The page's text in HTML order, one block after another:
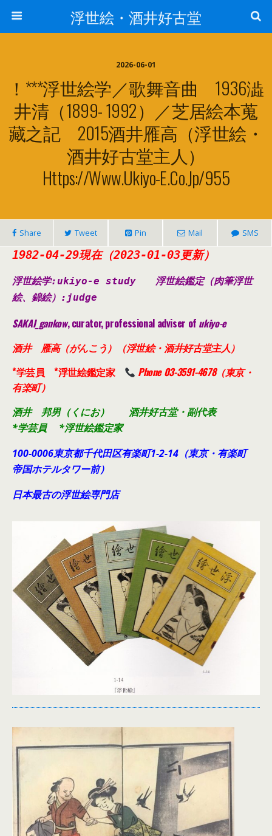
浮世絵・酒井好古堂
2026-06-01
！***浮世絵学／歌舞音曲 1936澁
井清（1899- 1992）／芝居絵本蒐
藏之記 2015酒井雁高（浮世絵・
酒井好古堂主人）
Https://www.ukiyo-E.co.jp/955
Share Tweet Pin Mail SMS
1982-04-29現在（2023-01-03更新）
浮世絵学:ukiyo-e study 浮世絵鑑定（肉筆浮世
絵、錦絵） :judge
SAKAI_gankow, curator, professional adviser of ukiyo-e
酒井 雁高（がんこう）（浮世絵・酒井好古堂主人）
*学芸員 *浮世絵鑑定家
Phone 03-3591-4678（東京・
有楽町）
酒井 邦男（くにお） 酒井好古堂・副代表
*学芸員 *浮世絵鑑定家
100-0006東京都千代田区有楽町1-2-14（東京・有楽町
帝国ホテルタワー前）
日本最古の浮世絵専門店